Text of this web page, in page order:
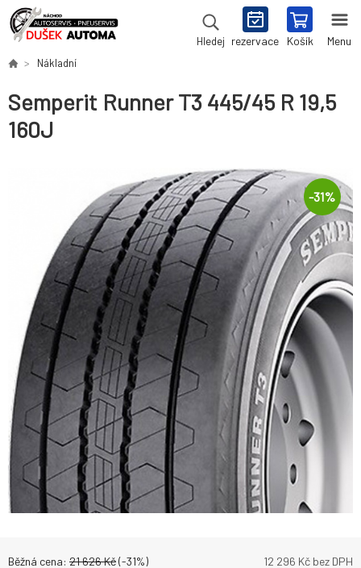
Hledej rezervace Košík Menu
Nákladní
Semperit Runner T3 445/45 R 19,5
160J
-31%
Běžná cena: 21 626Kč(-31%) 12 296 Kč bez DPH